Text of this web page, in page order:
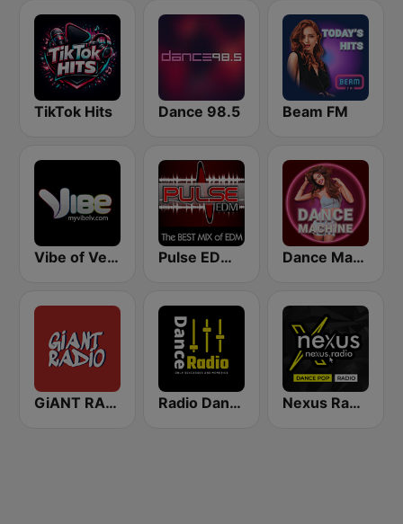
TikTok Hits Dance 98.5 Beam FM
Vibe of Vegas Pulse EDM Dance Music Dance Machine
GiANT RADiO Radio Dance USA Nexus Radio Dance